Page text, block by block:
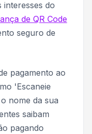
interesses do
de QR Code
seguro de
pagamento ao
'Escaneie
nome da sua
saibam
pagando